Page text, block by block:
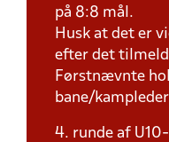
på 8:8 mål.
Husk at det er
efter det
Førstnævnte
bane/
4. runde af